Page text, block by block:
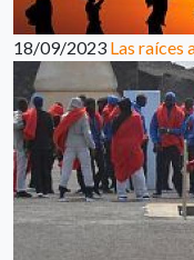
18/09/2023 Las raíces